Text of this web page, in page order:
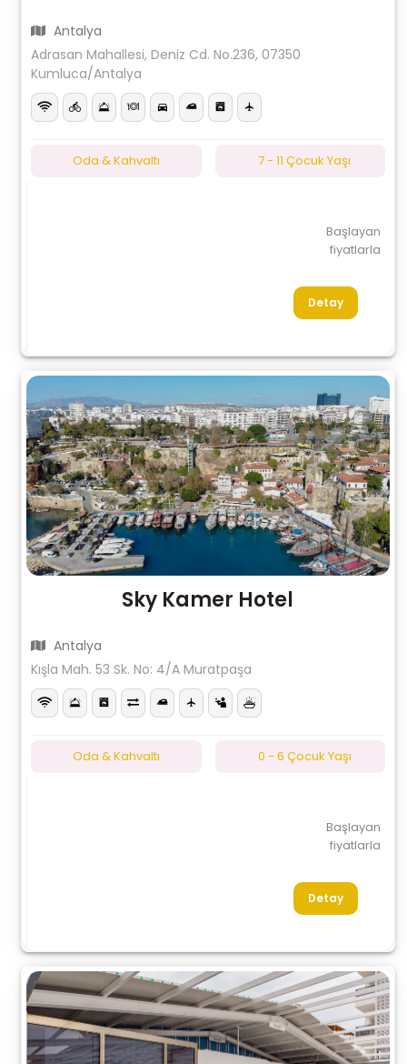
Antalya
Adrasan Mahallesi, Deniz Cd. No.236, 07350
Kumluca/Antalya
Oda & Kahvaltı 7 - 11 Çocuk Yaşı
Başlayan
fiyatlarla
Detay
Sky Kamer Hotel
Antalya
Kışla Mah. 53 Sk. No: 4/A Muratpaşa
Oda & Kahvaltı 0 - 6 Çocuk Yaşı
Başlayan
fiyatlarla
Detay